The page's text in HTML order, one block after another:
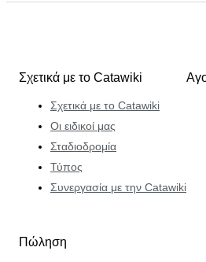
Σχετικά με το Catawiki
Σχετικά με το Catawiki
Οι ειδικοί μας
Σταδιοδρομία
Τύπος
Συνεργασία με την Catawiki
Πώληση